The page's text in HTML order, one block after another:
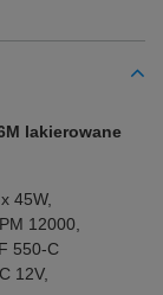
lakierowane
45W,
12000,
550-C
12V,